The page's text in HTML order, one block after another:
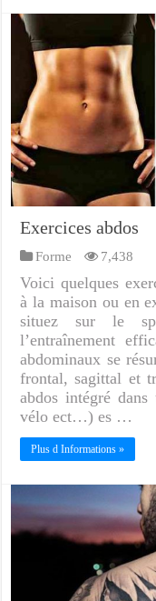
Exercices abdos
Forme 7,438
Voici quelques
à la maison ou en
situez sur le
l’entraînement
abdominaux se
frontal, sagittal et
abdos intégré dans
vélo ect…) es …
Plus d Informations »